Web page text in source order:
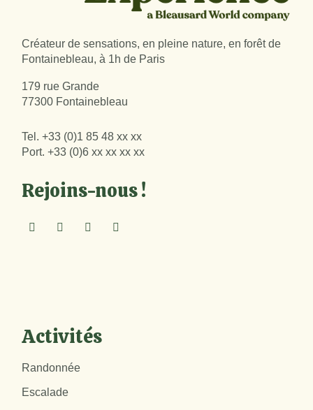
Créateur de sensations, en pleine nature, en forêt de
Fontainebleau, à 1h de Paris
179 rue Grande
77300 Fontainebleau
Tel.+33 (0)1 85 48 xx xx
Port.+33 (0)6 xx xx xx xx
Rejoins-nous !
Activités
Randonnée
Escalade